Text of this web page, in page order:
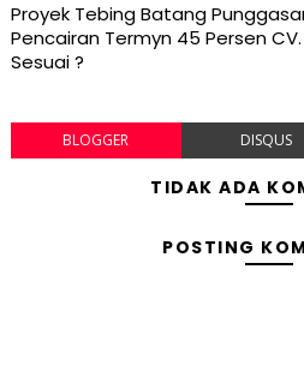
Proyek Tebing Batang
Pencairan Termyn 45 Persen
Sesuai ?
BLOGGER DISQUS
TIDAK ADA
POSTING